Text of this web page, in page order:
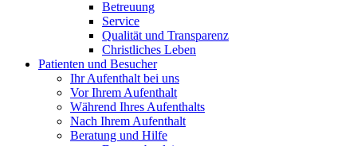
Betreuung
Service
Qualität und Transparenz
Christliches Leben
Patienten und Besucher
Ihr Aufenthalt bei uns
Vor Ihrem Aufenthalt
Während Ihres Aufenthalts
Nach Ihrem Aufenthalt
Beratung und Hilfe